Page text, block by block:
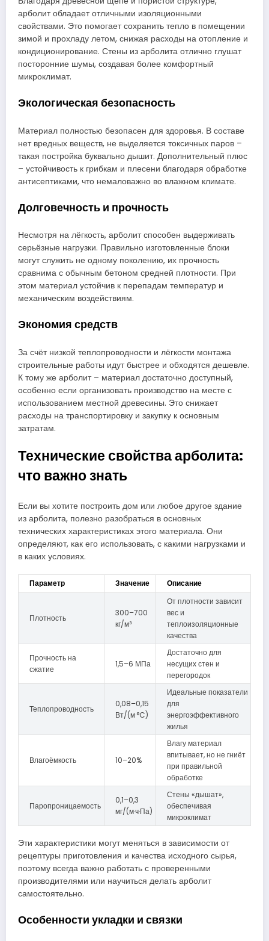
арболит обладает отличными изоляционными
свойствами. Это помогает сохранить тепло в помещении
зимой и прохладу летом, снижая расходы на отопление и
кондиционирование. Стены из арболита отлично глушат
посторонние шумы, создавая более комфортный
микроклимат.
Экологическая безопасность
Материал полностью безопасен для здоровья. В составе
нет вредных веществ, не выделяется токсичных паров –
такая постройка буквально дышит. Дополнительный плюс
– устойчивость к грибкам и плесени благодаря обработке
антисептиками, что немаловажно во влажном климате.
Долговечность и прочность
Несмотря на лёгкость, арболит способен выдерживать
серьёзные нагрузки. Правильно изготовленные блоки
могут служить не одному поколению, их прочность
сравнима с обычным бетоном средней плотности. При
этом материал устойчив к перепадам температур и
механическим воздействиям.
Экономия средств
За счёт низкой теплопроводности и лёгкости монтажа
строительные работы идут быстрее и обходятся дешевле.
К тому же арболит – материал достаточно доступный,
особенно если организовать производство на месте с
использованием местной древесины. Это снижает
расходы на транспортировку и закупку к основным
затратам.
Технические свойства арболита:
что важно знать
Если вы хотите построить дом или любое другое здание
из арболита, полезно разобраться в основных
технических характеристиках этого материала. Они
определяют, как его использовать, с какими нагрузками и
в каких условиях.
Параметр Значение Описание
Плотность
300–700
кг/м³
От плотности зависит
вес и
теплоизоляционные
качества
Прочность на
сжатие
1,5–6 МПа
Достаточно для
несущих стен и
перегородок
Теплопроводность
0,08–0,15
Вт/(м·°C)
Идеальные показатели
для
энергоэффективного
жилья
Влагоёмкость 10–20%
Влагу материал
впитывает, но не гниёт
при правильной
обработке
Паропроницаемость
0,1–0,3
мг/(м·ч·Па)
Стены «дышат»,
обеспечивая
микроклимат
Эти характеристики могут меняться в зависимости от
рецептуры приготовления и качества исходного сырья,
поэтому всегда важно работать с проверенными
производителями или научиться делать арболит
самостоятельно.
Особенности укладки и связки